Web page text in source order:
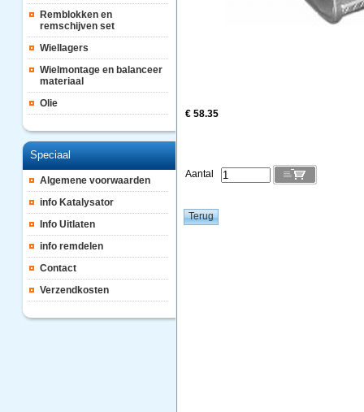
Remblokken en
remschijven set
Wiellagers
Wielmontage en balanceer
materiaal
Olie
Speciaal
Algemene voorwaarden
info Katalysator
Info Uitlaten
info remdelen
Contact
Verzendkosten
€ 58.35
Aantal